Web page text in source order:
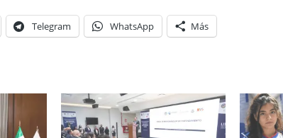
Telegram WhatsApp Más